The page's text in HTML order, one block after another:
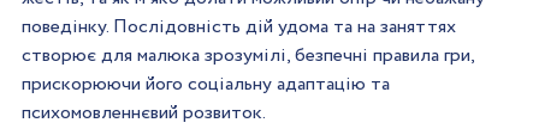
поведінку. Послідовність дій удома та на заняттях
створює для малюка зрозумілі, безпечні правила гри,
прискорюючи його соціальну адаптацію та
психомовленнєвий розвиток.